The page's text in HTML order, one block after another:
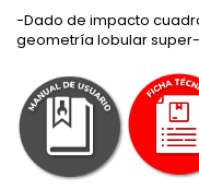
-Dado de impacto
geometría lobular